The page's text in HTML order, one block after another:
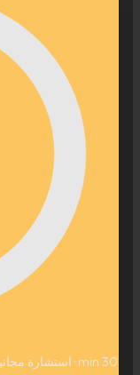
استشارة مجانية